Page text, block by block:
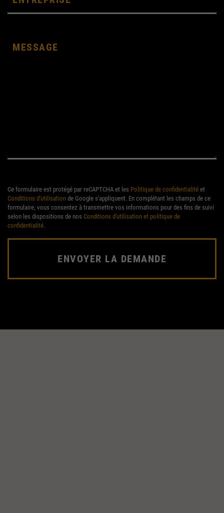
Ce formulaire est protégé par reCAPTCHA et les Politique de confidentialité et
Conditions d'utilisation de Google s'appliquent. En complétant les champs de ce
formulaire, vous consentez à transmettre vos informations pour des fins de suivi
selon les dispositions de nos Conditions d'utilisation et politique de
confidentialité.
ENVOYER LA DEMANDE